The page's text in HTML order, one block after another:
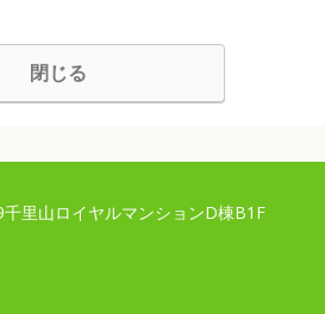
閉じる
里山ロイヤルマンションD棟B1F